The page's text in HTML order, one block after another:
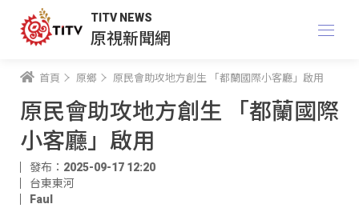
TITV NEWS
原視新聞網
首頁 原鄉 原民會助攻地方創生 「都蘭國際小客廳」啟用
原民會助攻地方創生 「都蘭國際
小客廳」啟用
發布：2025-09-17 12:20
台東東河
Faul